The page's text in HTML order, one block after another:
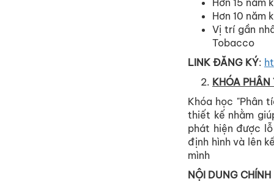
Hơn 10 năm
Vị trí gần
Tobacco
LINK ĐĂNG KÝ:
KHÓA PHÂN
Khóa học "Phân
thiết kế nhằm
phát hiện được
định hình và lên
mình
NỘI DUNG CHÍNH